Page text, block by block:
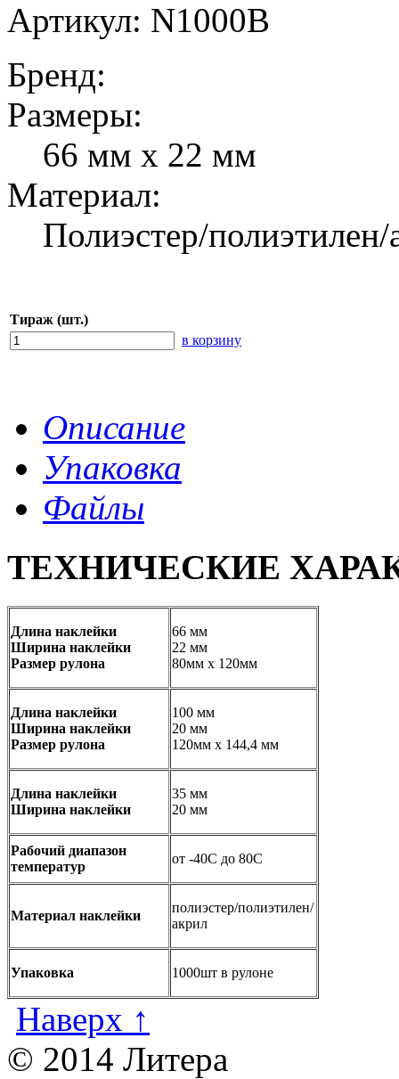
Артикул: N1000B
Бренд:
Размеры:
66 мм х 22 мм
Материал:
Полиэстер/полиэтилен/
Тираж (шт.)
в корзину
Описание
Упаковка
Файлы
ТЕХНИЧЕСКИЕ
Длина наклейки
Ширина наклейки
Размер рулона
66 мм
22 мм
80мм x 120мм
Длина наклейки
Ширина наклейки
Размер рулона
100 мм
20 мм
120мм x 144,4 мм
Длина наклейки
Ширина наклейки
35 мм
20 мм
Рабочий диапазон
температур
от -40С до 80С
Материал наклейки
полиэстер/полиэтилен/
акрил
Упаковка 1000шт в рулоне
Наверх ↑
© 2014 Литера